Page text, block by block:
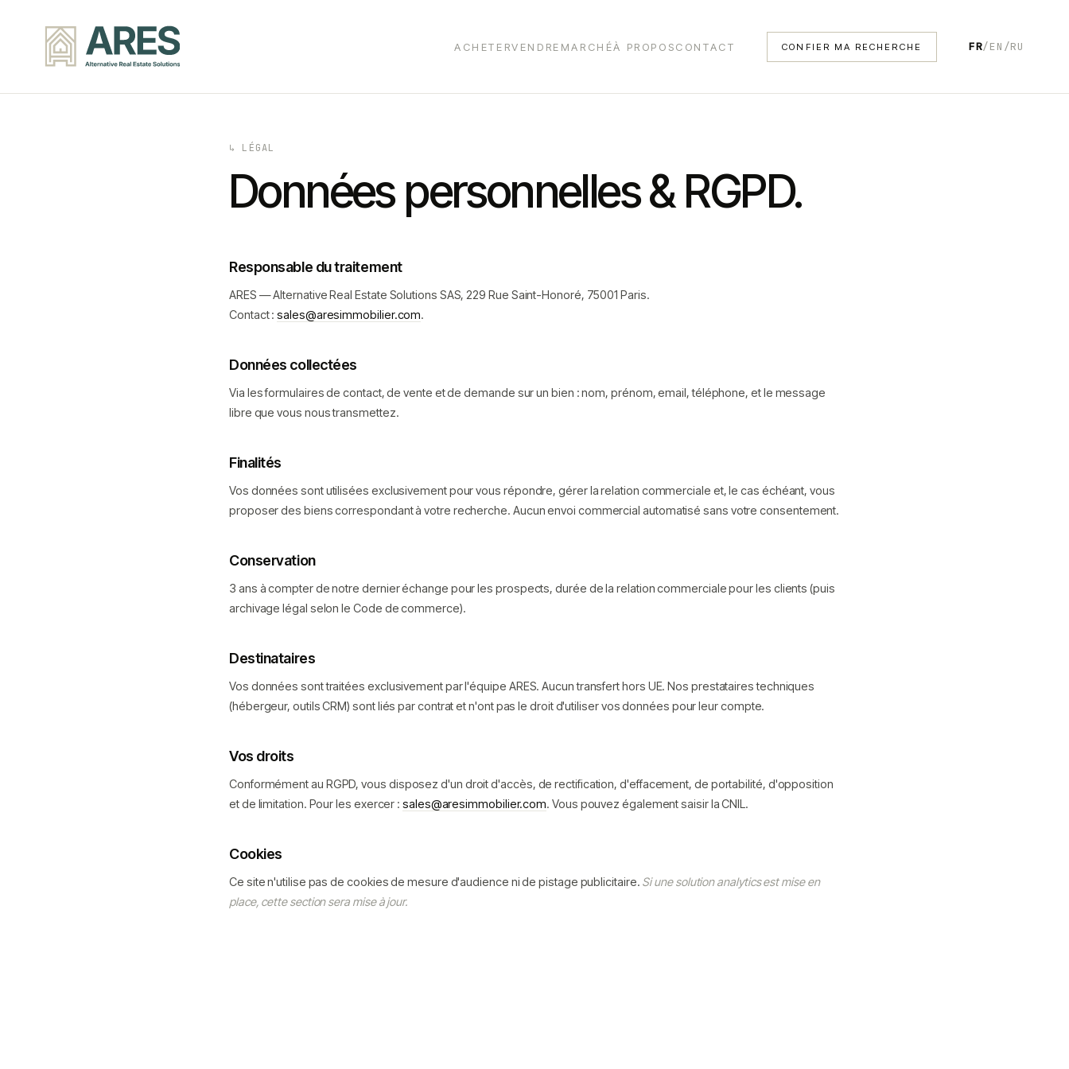
ACHETERVENDRE MARCHÉÀ PROPOSCONTACT CONFIER MA RECHERCHE FR/EN /RU
↳ LÉGAL
Données personnelles & RGPD.
Responsable du traitement
ARES — Alternative Real Estate Solutions SAS, 229 Rue Saint-Honoré, 75001 Paris.
Contact :sales@aresimmobilier.com.
Données collectées
Via les formulaires de contact, de vente et de demande sur un bien : nom, prénom, email, téléphone, et le message
libre que vous nous transmettez.
Finalités
Vos données sont utilisées exclusivement pour vous répondre, gérer la relation commerciale et, le cas échéant, vous
proposer des biens correspondant à votre recherche. Aucun envoi commercial automatisé sans votre consentement.
Conservation
3 ans à compter de notre dernier échange pour les prospects, durée de la relation commerciale pour les clients (puis
archivage légal selon le Code de commerce).
Destinataires
Vos données sont traitées exclusivement par l'équipe ARES. Aucun transfert hors UE. Nos prestataires techniques
(hébergeur, outils CRM) sont liés par contrat et n'ont pas le droit d'utiliser vos données pour leur compte.
Vos droits
Conformément au RGPD, vous disposez d'un droit d'accès, de rectification, d'effacement, de portabilité, d'opposition
et de limitation. Pour les exercer :sales@aresimmobilier.com. Vous pouvez également saisir la CNIL.
Cookies
Ce site n'utilise pas de cookies de mesure d'audience ni de pistage publicitaire. Si une solution analytics est mise en
place, cette section sera mise à jour.